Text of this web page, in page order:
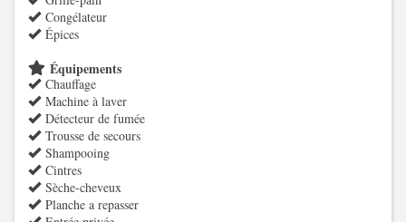
Congélateur
Épices
Équipements
Chauffage
Machine à laver
Détecteur de fumée
Trousse de secours
Shampooing
Cintres
Sèche-cheveux
Planche a repasser